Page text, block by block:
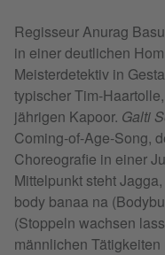
Regisseur Anurag
in einer deutlichen
Meisterdetektiv in
typischer Tim-
jährigen Kapoor. Galti
Coming-of-Age-Song,
Choreografie in einer
Mittelpunkt steht
body banaa na
(Stoppeln wachsen
männlichen Tätigkeiten